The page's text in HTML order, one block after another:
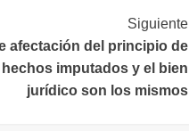
Siguiente
afectación del principio de
imputados y el bien
jurídico son los mismos